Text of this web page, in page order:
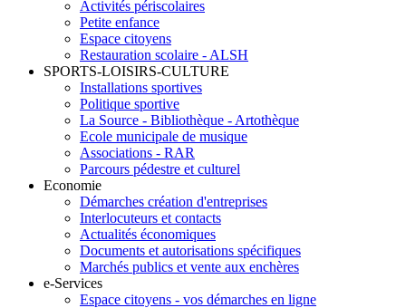
Activités périscolaires
Petite enfance
Espace citoyens
Restauration scolaire - ALSH
SPORTS-LOISIRS-CULTURE
Installations sportives
Politique sportive
La Source - Bibliothèque - Artothèque
Ecole municipale de musique
Associations - RAR
Parcours pédestre et culturel
Economie
Démarches création d'entreprises
Interlocuteurs et contacts
Actualités économiques
Documents et autorisations spécifiques
Marchés publics et vente aux enchères
e-Services
Espace citoyens - vos démarches en ligne